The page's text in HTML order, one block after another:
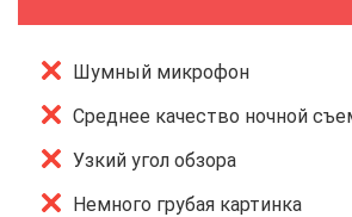
Шумный микрофон
Среднее качество ночной
Узкий угол обзора
Немного грубая картинка